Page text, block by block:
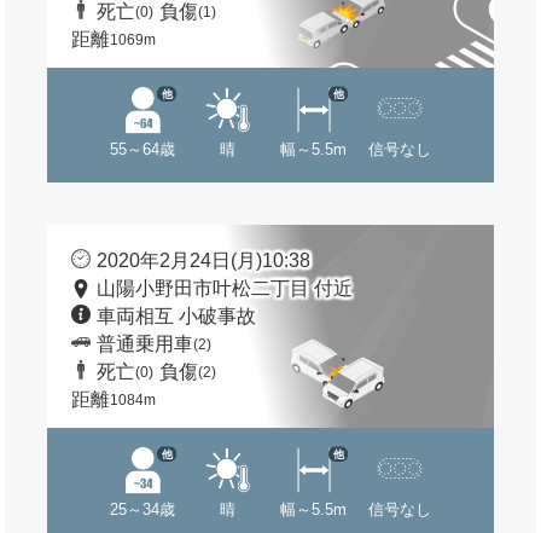
死亡(0) 負傷(1)
距離1069m
55～64歳
他
晴 幅～5.5m
他
信号なし
2020年2月24日(月)10:38
山陽小野田市叶松二丁目 付近
車両相互 小破事故
普通乗用車(2)
死亡(0) 負傷(2)
距離1084m
25～34歳
他
晴 幅～5.5m
他
信号なし